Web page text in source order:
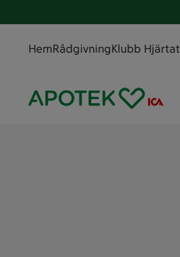
HemRådgivningKlubb Hjärtat